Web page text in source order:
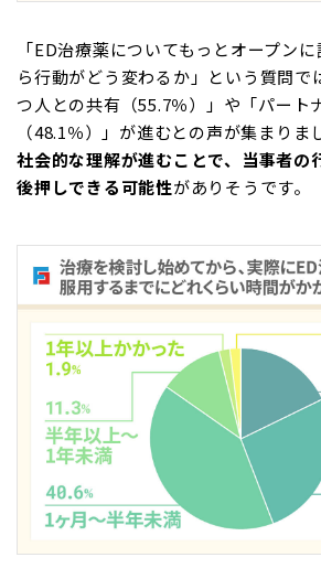
「ED治療薬についてもっとオープン
ら行動がどう変わるか」という質問で
つ人との共有（55.7％）」や「パート
（48.1％）」が進むとの声が集まりま
社会的な理解が進むことで、当事者の
後押しできる可能性がありそうです。